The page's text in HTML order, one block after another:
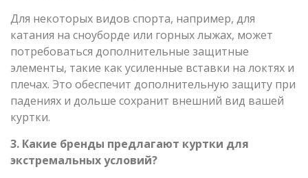
Для некоторых видов спорта, например, для
катания на сноуборде или горных лыжах, может
потребоваться дополнительные защитные
элементы, такие как усиленные вставки на локтях и
плечах. Это обеспечит дополнительную защиту при
падениях и дольше сохранит внешний вид вашей
куртки.
3. Какие бренды предлагают куртки для
экстремальных условий?